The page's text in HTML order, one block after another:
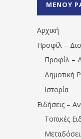
ΜΕΝΟΥ
Αρχική
Προφίλ –
Προφίλ –
Δημοτική
Ιστορία
Ειδήσεις –
Τοπικές